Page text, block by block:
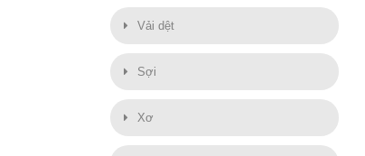
Vải dệt
Sợi
Xơ